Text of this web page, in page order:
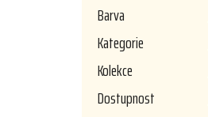
Barva
Kategorie
Kolekce
Dostupnost